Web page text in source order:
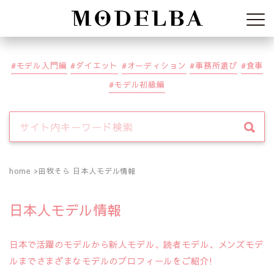
Modelba
モデル入門編 ダイエット オーディション 事務所選び
食事
モデル初級編
home 田牧そら 日本人モデル情報
日本人モデル情報
日本で活躍のモデルから新人モデル、読者モデル、メンズモデ
ルまでさまざまなモデルのプロフィールをご紹介!